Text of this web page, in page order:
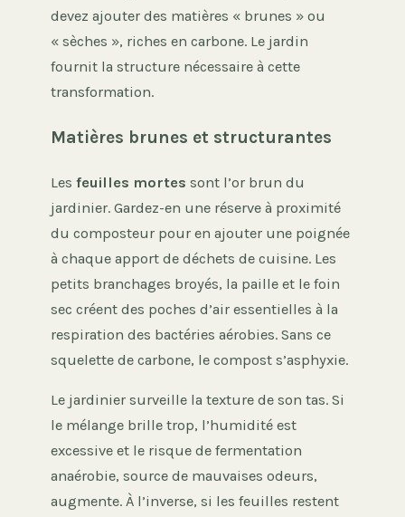
devez ajouter des matières « brunes » ou
« sèches », riches en carbone. Le jardin
fournit la structure nécessaire à cette
transformation.
Matières brunes et structurantes
Les feuilles mortes sont l’or brun du
jardinier. Gardez-en une réserve à proximité
du composteur pour en ajouter une poignée
à chaque apport de déchets de cuisine. Les
petits branchages broyés, la paille et le foin
sec créent des poches d’air essentielles à la
respiration des bactéries aérobies. Sans ce
squelette de carbone, le compost s’asphyxie.
Le jardinier surveille la texture de son tas. Si
le mélange brille trop, l’humidité est
excessive et le risque de fermentation
anaérobie, source de mauvaises odeurs,
augmente. À l’inverse, si les feuilles restent